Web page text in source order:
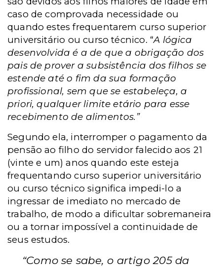
caso de comprovada necessidade ou
quando estes frequentarem curso superior
universitário ou curso técnico. “A lógica
desenvolvida é a de que a obrigação dos
pais de prover a subsistência dos filhos se
estende até o fim da sua formação
profissional, sem que se estabeleça, a
priori, qualquer limite etário para esse
recebimento de alimentos.”
Segundo ela, interromper o pagamento da
pensão ao filho do servidor falecido aos 21
(vinte e um) anos quando este esteja
frequentando curso superior universitário
ou curso técnico significa impedi-lo a
ingressar de imediato no mercado de
trabalho, de modo a dificultar sobremaneira
ou a tornar impossível a continuidade de
seus estudos.
“Como se sabe, o artigo 205 da